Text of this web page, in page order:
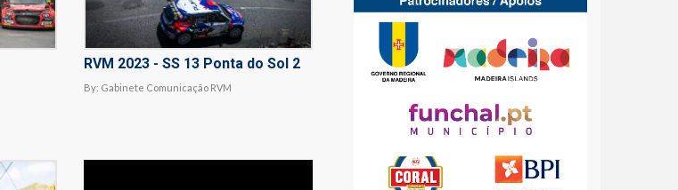
RVM 2023 - SS 13 Ponta do Sol 2
By: Gabinete Comunicação RVM